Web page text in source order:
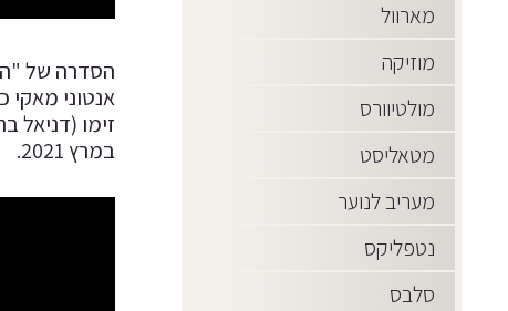
מארוול
מוזיקה
מולטיוורס
מטאליסט
מעריב לנוער
נטפליקס
סלבס
הסדרה של
אנטוני
במרץ 2021.